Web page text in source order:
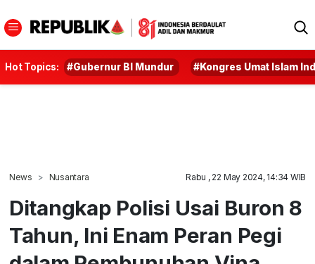
Hot Topics: #Gubernur BI Mundur #Kongres Umat Islam
News Nusantara Rabu , 22 May 2024, 14:34 WIB
Ditangkap Polisi Usai Buron 8
Tahun, Ini Enam Peran Pegi